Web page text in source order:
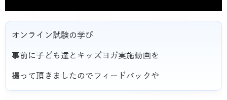
オンライン試験の学び
事前に子ども達とキッズヨガ実施動画を
撮って頂きましたのでフィードバックや